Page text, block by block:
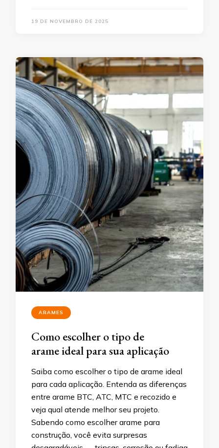
19 DE NOVEMBRO DE 2025
ARAMES
Como escolher o tipo de
arame ideal para sua aplicação
Saiba como escolher o tipo de arame ideal
para cada aplicação. Entenda as diferenças
entre arame BTC, ATC, MTC e recozido e
veja qual atende melhor seu projeto.
Sabendo como escolher arame para
construção, você evita surpresas